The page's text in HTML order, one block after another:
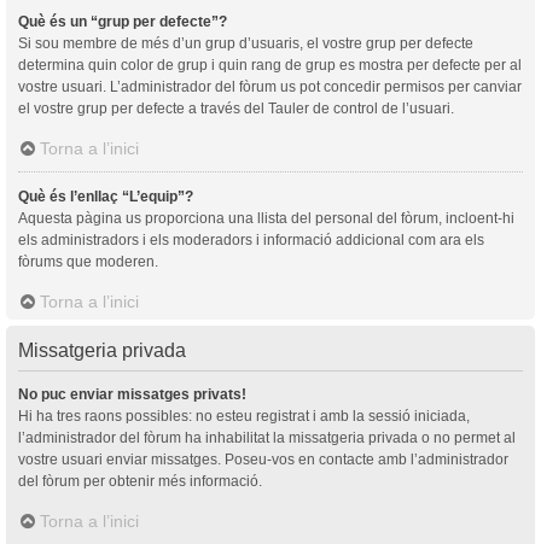
Què és un “grup per defecte”?
Si sou membre de més d’un grup d’usuaris, el vostre grup per defecte
determina quin color de grup i quin rang de grup es mostra per defecte per al
vostre usuari. L’administrador del fòrum us pot concedir permisos per canviar
el vostre grup per defecte a través del Tauler de control de l’usuari.
Torna a l’inici
Què és l’enllaç “L’equip”?
Aquesta pàgina us proporciona una llista del personal del fòrum, incloent-hi
els administradors i els moderadors i informació addicional com ara els
fòrums que moderen.
Torna a l’inici
Missatgeria privada
No puc enviar missatges privats!
Hi ha tres raons possibles: no esteu registrat i amb la sessió iniciada,
l’administrador del fòrum ha inhabilitat la missatgeria privada o no permet al
vostre usuari enviar missatges. Poseu-vos en contacte amb l’administrador
del fòrum per obtenir més informació.
Torna a l’inici